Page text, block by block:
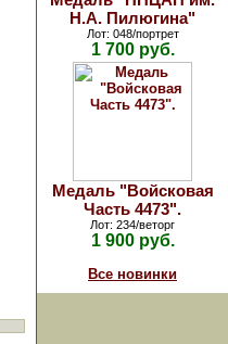
Н.А. Пилюгина"
Лот: 048/портрет
1 700 руб.
Медаль "Войсковая
Часть 4473".
Лот: 234/веторг
1 900 руб.
Все новинки